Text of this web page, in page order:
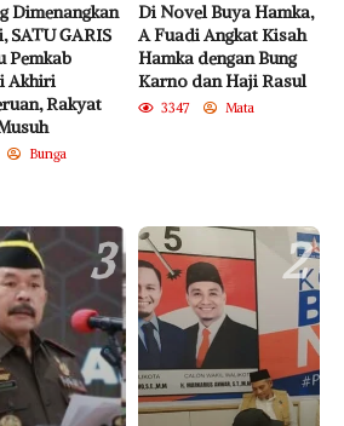
Dimenangkan
SATU GARIS
Pemkab
Akhiri
Rakyat
Bunga
Di Novel Buya Hamka,
A Fuadi Angkat Kisah
Hamka dengan Bung
Karno dan Haji Rasul
3347 Mata
3 2